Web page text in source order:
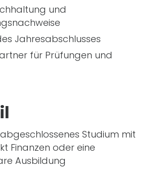
und
Jahresabschlusses
für Prüfungen und
Studium mit
Finanzen oder eine
Ausbildung